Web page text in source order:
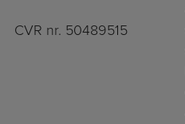
CVR nr. 50489515